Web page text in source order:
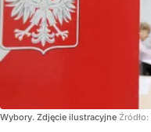
Wybory. Zdjęcie ilustracyjne Źródło: